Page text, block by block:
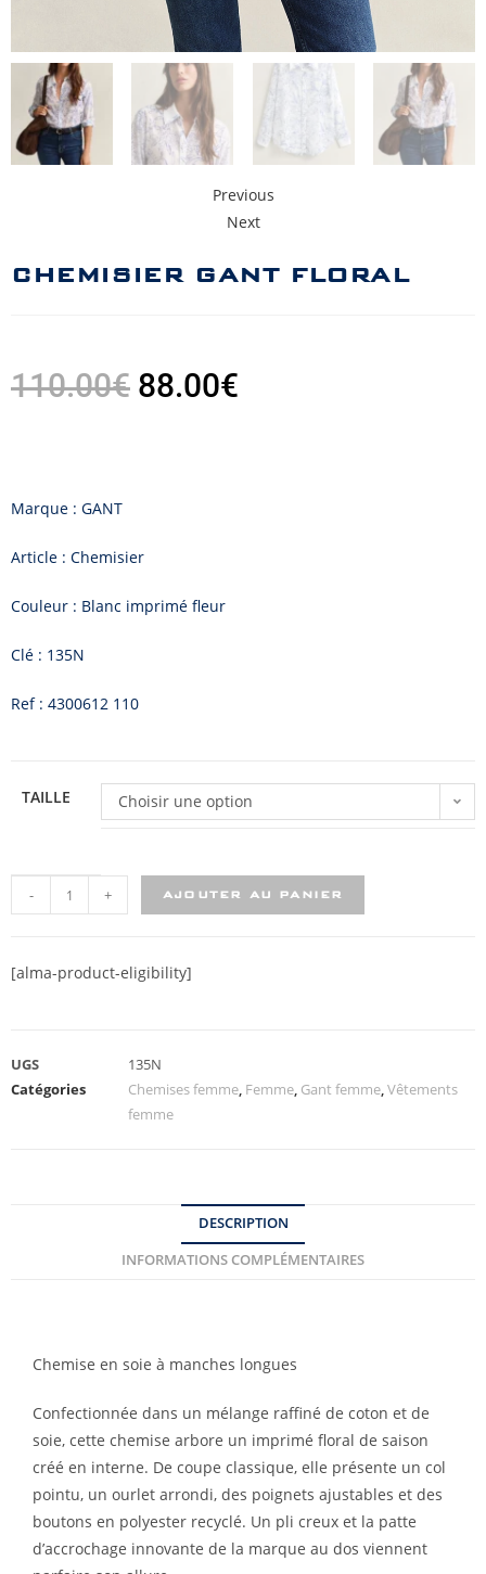
Previous
Next
CHEMISIER GANT FLORAL
110.00€ 88.00€
Marque : GANT
Article : Chemisier
Couleur : Blanc imprimé fleur
Clé : 135N
Ref : 4300612 110
TAILLE Choisir une option
- + AJOUTER AU PANIER
[alma-product-eligibility]
UGS
135N
Catégories
Chemises femme, Femme, Gant femme,Vêtements
femme
DESCRIPTION
INFORMATIONS COMPLÉMENTAIRES
Chemise en soie à manches longues
Confectionnée dans un mélange raffiné de coton et de
soie, cette chemise arbore un imprimé floral de saison
créé en interne. De coupe classique, elle présente un col
pointu, un ourlet arrondi, des poignets ajustables et des
boutons en polyester recyclé. Un pli creux et la patte
d’accrochage innovante de la marque au dos viennent